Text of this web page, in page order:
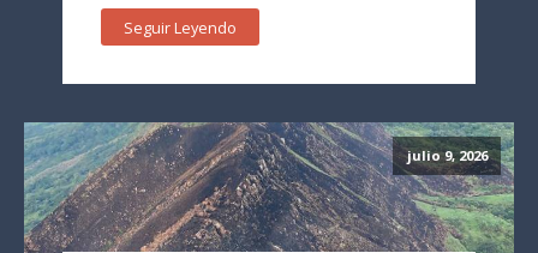
Seguir Leyendo
julio 9, 2026